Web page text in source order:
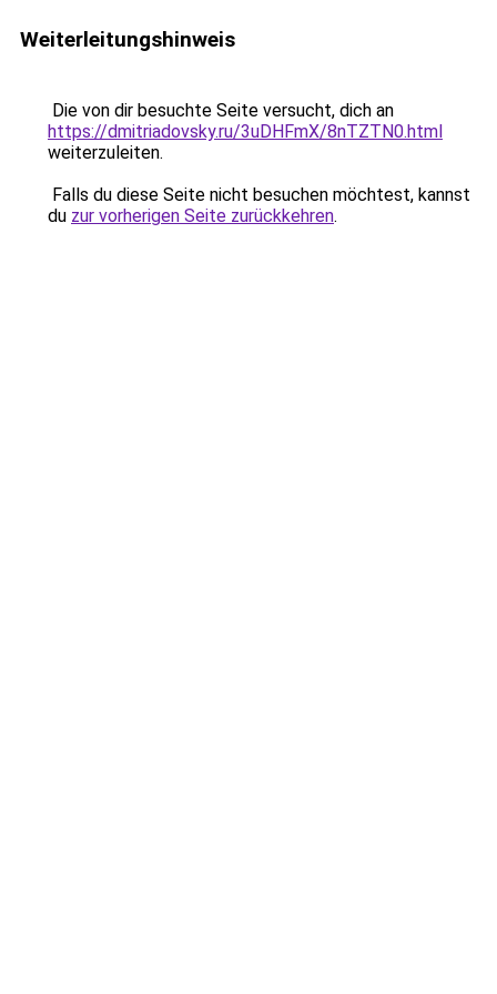
Weiterleitungshinweis
Die von dir besuchte Seite versucht, dich an
https://dmitriadovsky.ru/3uDHFmX/8nTZTN0.html
weiterzuleiten.
Falls du diese Seite nicht besuchen möchtest, kannst
du zur vorherigen Seite zurückkehren.